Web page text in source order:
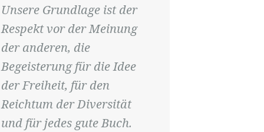
Unsere Grundlage ist der
Respekt vor der Meinung
der anderen, die
Begeisterung für die Idee
der Freiheit, für den
Reichtum der Diversität
und für jedes gute Buch.